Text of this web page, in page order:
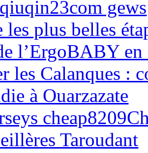
gews
les plus belles
l’ErgoBABY en
les Calanques :
à Ouarzazate
Taroudant